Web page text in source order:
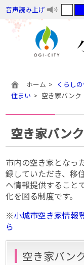
音声読み上げ
ホーム くらし
住まい
空き家バンク
空き家バン
市内の空き家となっ
録していただき、移
へ情報提供すること
化を図る制度です。
※小城市空き家情報
ら
空き家バン